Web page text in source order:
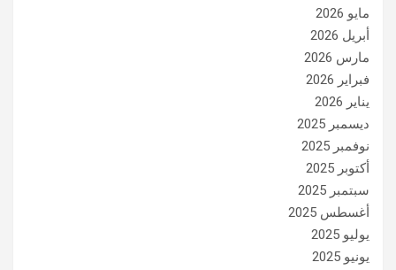
مايو 2026
أبريل 2026
مارس 2026
فبراير 2026
يناير 2026
ديسمبر 2025
نوفمبر 2025
أكتوبر 2025
سبتمبر 2025
أغسطس 2025
يوليو 2025
يونيو 2025